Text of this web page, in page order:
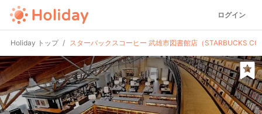
ログイン
Holiday トップ スターバックスコーヒー 武雄市図書館店（STARBUCKS